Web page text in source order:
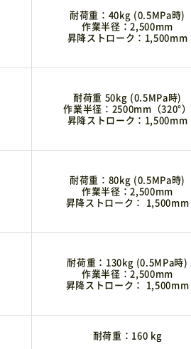
耐荷重：40kg (0.5MPa時)
作業半径：2,500mm
昇降ストローク：1,500mm
耐荷重 50kg (0.5MPa時)
作業半径：2500mm（320°）
昇降ストローク：1,500mm
耐荷重：80kg (0.5MPa時)
作業半径：2,500mm
昇降ストローク： 1,500mm
耐荷重：130kg (0.5MPa時)
作業半径：2,500mm
昇降ストローク： 1,500mm
耐荷重：160 kg